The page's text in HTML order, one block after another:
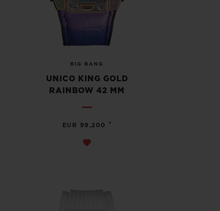
BIG BANG
UNICO KING GOLD
RAINBOW 42 MM
EUR 99,200 •